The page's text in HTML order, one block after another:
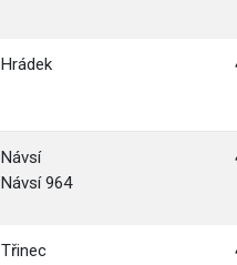
Hrádek
Návsí
Návsí 964
Třinec